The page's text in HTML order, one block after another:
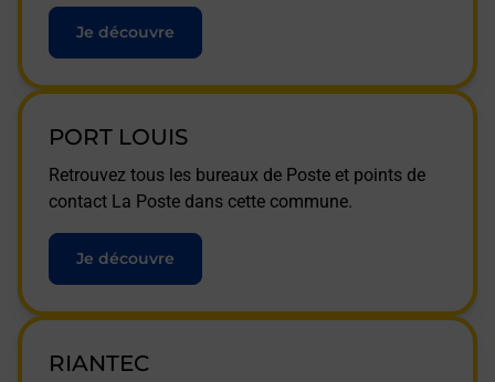
Je découvre
PORT LOUIS
Retrouvez tous les bureaux de Poste et points de
contact La Poste dans cette commune.
Je découvre
RIANTEC